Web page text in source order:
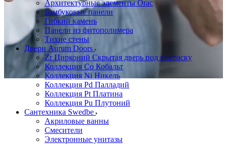
Архитектурные элементы Orac
Бамбуковые панели
Гибкий камень
Панели из фитополимера
Тихие стены
Двери Aurum Doors
Zr Цирконий Скрытая дверь под покраску
Коллекция Co Кобальт
Коллекция Ni Никель
Коллекция Pd Палладий
Коллекция Pt Платина
Коллекция Pu Плутоний
Сантехника Swedbe
Акриловые ванны
Смесители
Электронные унитазы